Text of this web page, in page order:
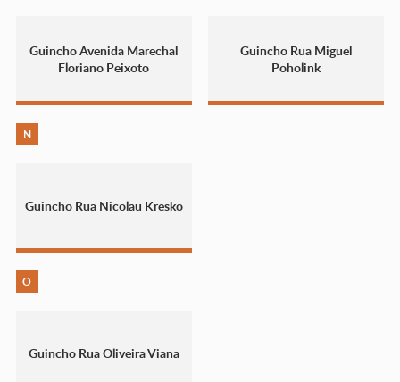
Guincho Avenida Marechal
Floriano Peixoto
Guincho Rua Miguel
Poholink
N
Guincho Rua Nicolau Kresko
O
Guincho Rua Oliveira Viana